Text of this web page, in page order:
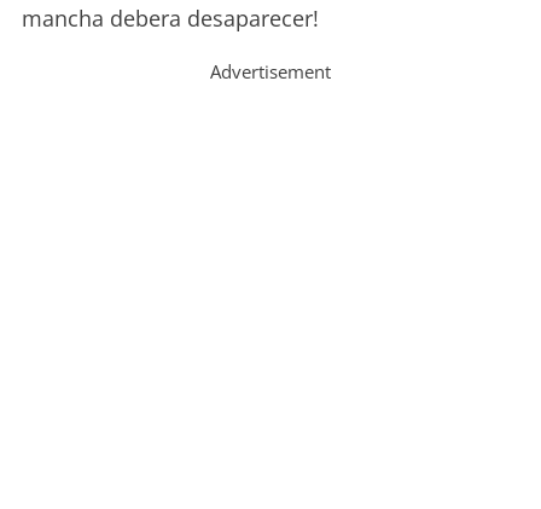
mancha debera desaparecer!
Advertisement